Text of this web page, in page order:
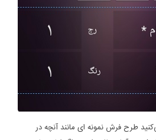
طرح فرش نمونه ای مانند آنچه در